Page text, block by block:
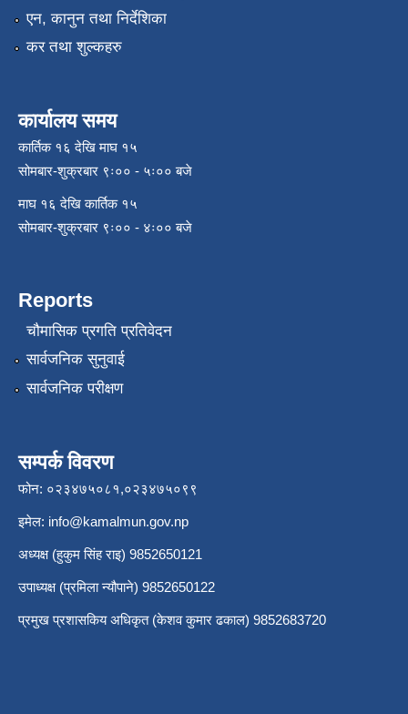
एन, कानुन तथा निर्देशिका
कर तथा शुल्कहरु
कार्यालय समय
कार्तिक १६ देखि माघ १५
सोमबार-शुक्रबार ९ः०० - ५ः०० बजे
माघ १६ देखि कार्तिक १५
सोमबार-शुक्रबार ९ः०० - ४ः०० बजे
Reports
चौमासिक प्रगति प्रतिवेदन
सार्वजनिक सुनुवाई
सार्वजनिक परीक्षण
सम्पर्क विवरण
फोन: ०२३४७५०८१,०२३४७५०९९
इमेल: info@kamalmun.gov.np
अध्यक्ष (हुकुम सिंह राइ) 9852650121
उपाध्यक्ष (प्रमिला न्यौपाने) 9852650122
प्रमुख प्रशासकिय अधिकृत (केशव कुमार ढकाल) 9852683720